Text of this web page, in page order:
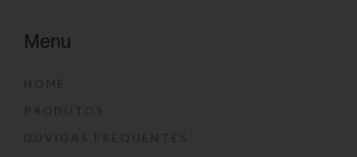
Menu
HOME
PRODUTOS
DÚVIDAS FREQUENTES